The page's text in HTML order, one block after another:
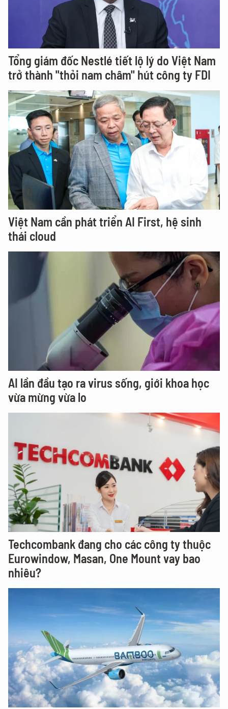
Tổng giám đốc Nestlé tiết lộ lý do Việt Nam
trở thành "thỏi nam châm" hút công ty FDI
Việt Nam cần phát triển AI First, hệ sinh
thái cloud
AI lần đầu tạo ra virus sống, giới khoa học
vừa mừng vừa lo
Techcombank đang cho các công ty thuộc
Eurowindow, Masan, One Mount vay bao
nhiêu?